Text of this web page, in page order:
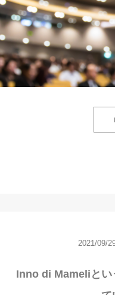
2021/09/
Inno di Mameliとい